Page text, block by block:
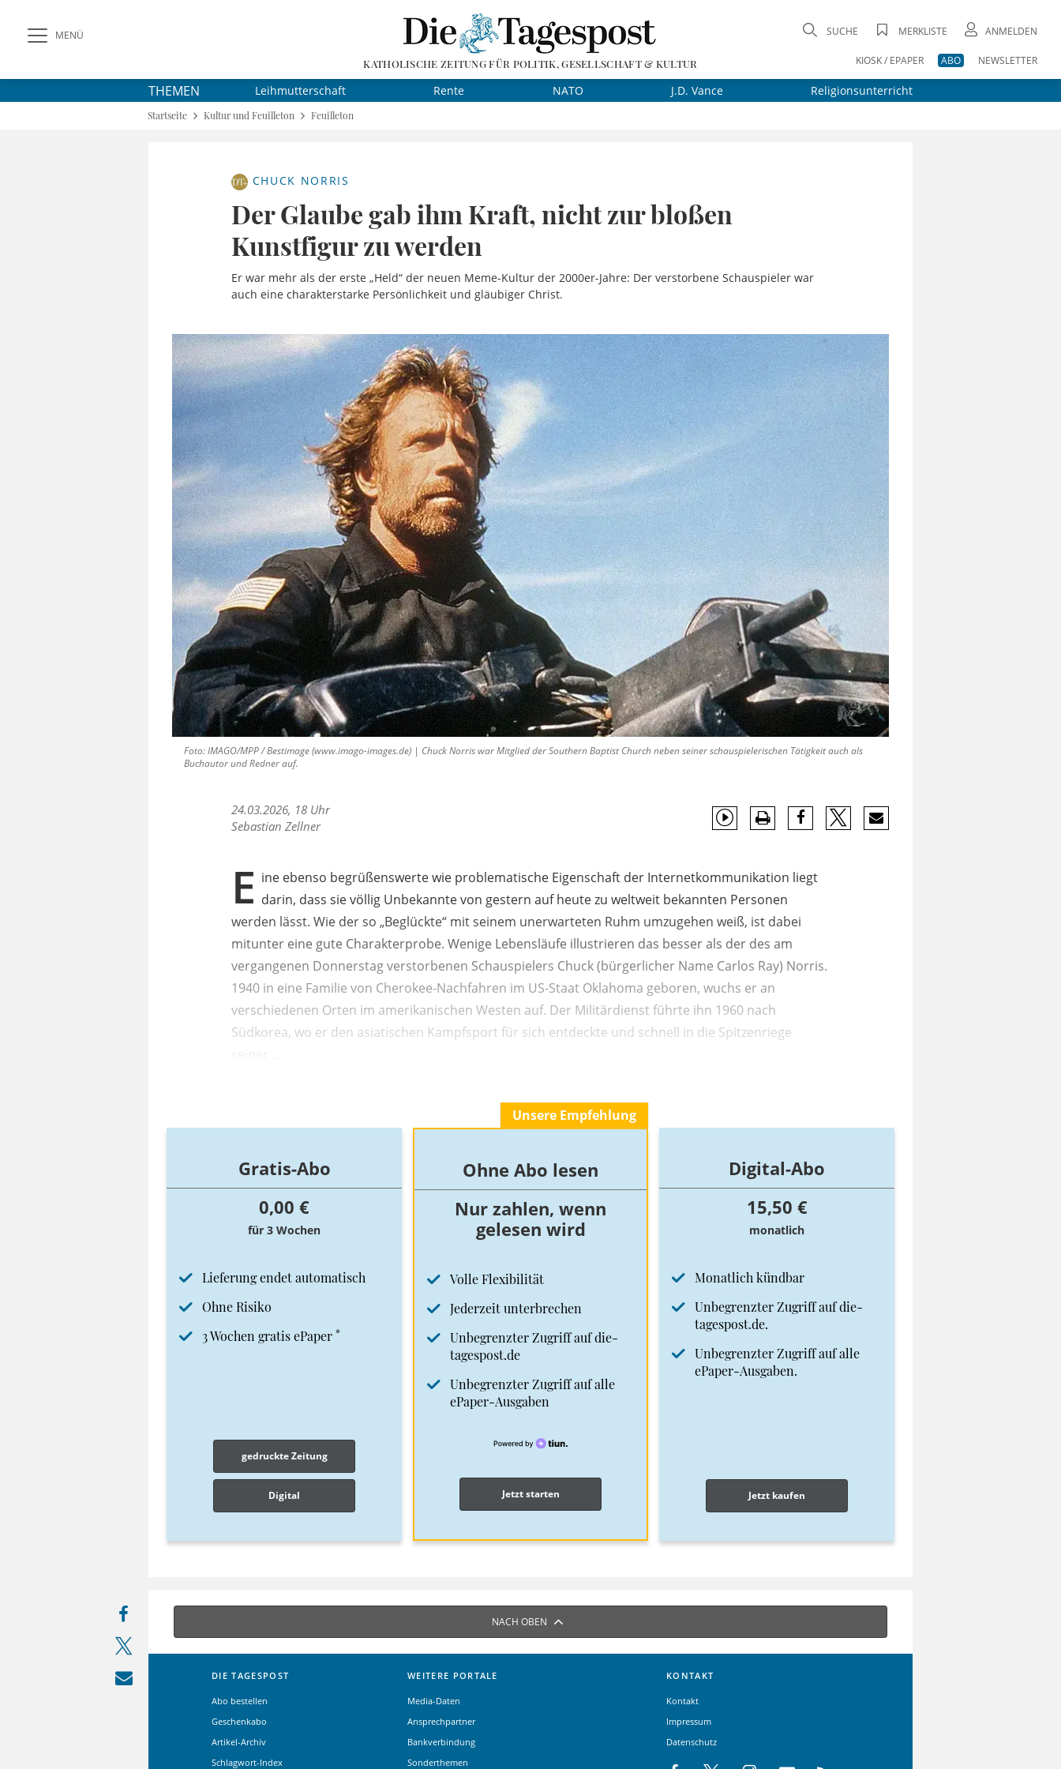
MENÜ
KATHOLISCHE ZEITUNG FÜR POLITIK, GESELLSCHAFT & KULTUR
SUCHE MERKLISTE ANMELDEN
KIOSK / EPAPER ABO NEWSLETTER
THEMEN Leihmutterschaft Rente NATO J.D. Vance Religionsunterricht
Startseite Kultur und Feuilleton Feuilleton
CHUCK NORRIS
Der Glaube gab ihm Kraft, nicht zur bloßen
Kunstfigur zu werden
Er war mehr als der erste „Held“ der neuen Meme-Kultur der 2000er-Jahre: Der verstorbene Schauspieler war
auch eine charakterstarke Persönlichkeit und gläubiger Christ.
Foto: IMAGO/MPP / Bestimage (www.imago-images.de) | Chuck Norris war Mitglied der Southern Baptist Church neben seiner schauspielerischen Tätigkeit auch als
Buchautor und Redner auf.
24.03.2026, 18 Uhr
Sebastian Zellner
E ine ebenso begrüßenswerte wie problematische Eigenschaft der Internetkommunikation liegt
darin, dass sie völlig Unbekannte von gestern auf heute zu weltweit bekannten Personen
werden lässt. Wie der so „Beglückte“ mit seinem unerwarteten Ruhm umzugehen weiß, ist dabei
mitunter eine gute Charakterprobe. Wenige Lebensläufe illustrieren das besser als der des am
vergangenen Donnerstag verstorbenen Schauspielers Chuck (bürgerlicher Name Carlos Ray) Norris.
1940 in eine Familie von Cherokee-Nachfahren im US-Staat Oklahoma geboren, wuchs er an
verschiedenen Orten im amerikanischen Westen auf. Der Militärdienst führte ihn 1960 nach
Südkorea, wo er den asiatischen Kampfsport für sich entdeckte und schnell in die Spitzenriege
Gratis-Abo
0,00 €
für 3 Wochen
Lieferung endet automatisch
Ohne Risiko
3 Wochen gratis ePaper *
gedruckte Zeitung
Digital
Unsere Empfehlung
Ohne Abo lesen
Nur zahlen, wenn
gelesen wird
Volle Flexibilität
Jederzeit unterbrechen
Unbegrenzter Zugriff auf die-
tagespost.de
Unbegrenzter Zugriff auf alle
ePaper-Ausgaben
Jetzt starten
Digital-Abo
15,50 €
monatlich
Monatlich kündbar
Unbegrenzter Zugriff auf die-
tagespost.de.
Unbegrenzter Zugriff auf alle
ePaper-Ausgaben.
Jetzt kaufen
NACH OBEN
DIE TAGESPOST
Abo bestellen
Geschenkabo
Artikel-Archiv
Schlagwort-Index
WEITERE PORTALE
Media-Daten
Ansprechpartner
Bankverbindung
Sonderthemen
KONTAKT
Kontakt
Impressum
Datenschutz